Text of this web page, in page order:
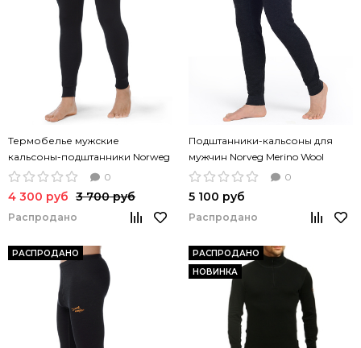
Термобелье мужские
кальсоны-подштанники Norweg
Soft Merino Wool шерсть
0
4 300 руб 3 700 руб
Распродано
Подштанники-кальсоны для
мужчин Norveg Merino Wool
термобелье -60⁰С 0
5 100 руб
Распродано
РАСПРОДАНО
РАСПРОДАНО
НОВИНКА